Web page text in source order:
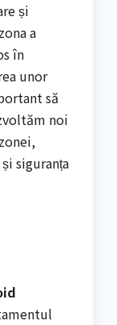
și
a
în
unor
să
noi
siguranța